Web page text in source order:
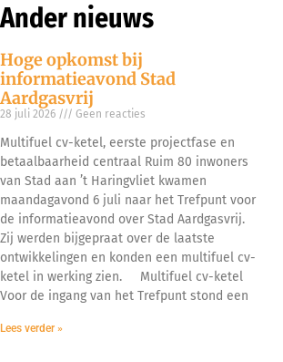
Ander nieuws
Hoge opkomst bij
informatieavond Stad
Aardgasvrij
28 juli 2026 Geen reacties
Multifuel cv-ketel, eerste projectfase en
betaalbaarheid centraal Ruim 80 inwoners
van Stad aan ’t Haringvliet kwamen
maandagavond 6 juli naar het Trefpunt voor
de informatieavond over Stad Aardgasvrij.
Zij werden bijgepraat over de laatste
ontwikkelingen en konden een multifuel cv-
ketel in werking zien. Multifuel cv-ketel
Voor de ingang van het Trefpunt stond een
Lees verder »